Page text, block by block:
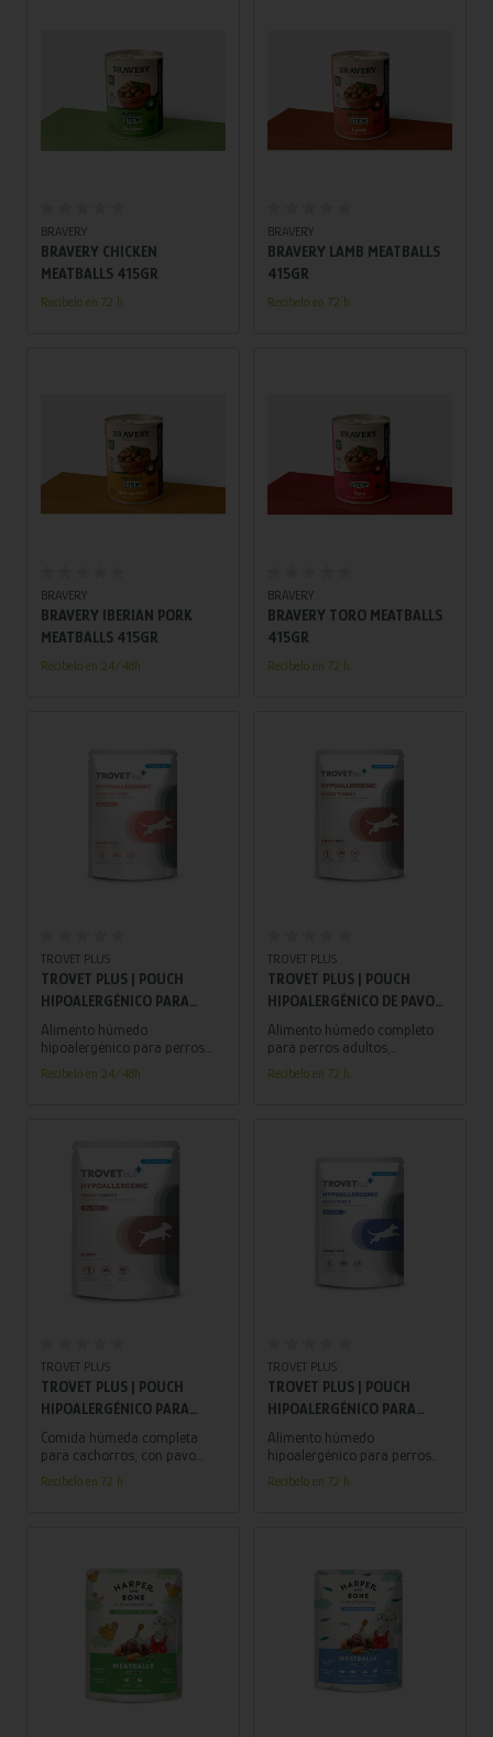
BRAVERY
BRAVERY CHICKEN
MEATBALLS 415GR
Recíbelo en 72 h.
BRAVERY
BRAVERY LAMB MEATBALLS
415GR
Recíbelo en 72 h.
BRAVERY
BRAVERY IBERIAN PORK
MEATBALLS 415GR
Recíbelo en 24/48h
BRAVERY
BRAVERY TORO MEATBALLS
415GR
Recíbelo en 72 h.
TROVET PLUS
TROVET PLUS | POUCH
HIPOALERGÉNICO PARA
PERROS ADULTOS | SALMÓN
300G
Alimento húmedo
hipoalergénico para perros
adultos con sensibilidad o
alergias alimentarias,
Recíbelo en 24/48h
TROVET PLUS
TROVET PLUS | POUCH
HIPOALERGÉNICO DE PAVO
PARA PERROS | 300 G
Alimento húmedo completo
para perros adultos,
elaborado con pavo como
fuente principal de proteína
Recíbelo en 72 h.
TROVET PLUS
TROVET PLUS | POUCH
HIPOALERGÉNICO PARA
CACHORRO | PAVO 300 G
Comida húmeda completa
para cachorros, con pavo
como única fuente de proteína
animal. Nutrición equilibrada
Recíbelo en 72 h.
TROVET PLUS
TROVET PLUS | POUCH
HIPOALERGÉNICO PARA
PERROS | CONEJO 300 G
Alimento húmedo
hipoalergénico para perros
adultos, formulado con
proteína única de conejo para
Recíbelo en 72 h.